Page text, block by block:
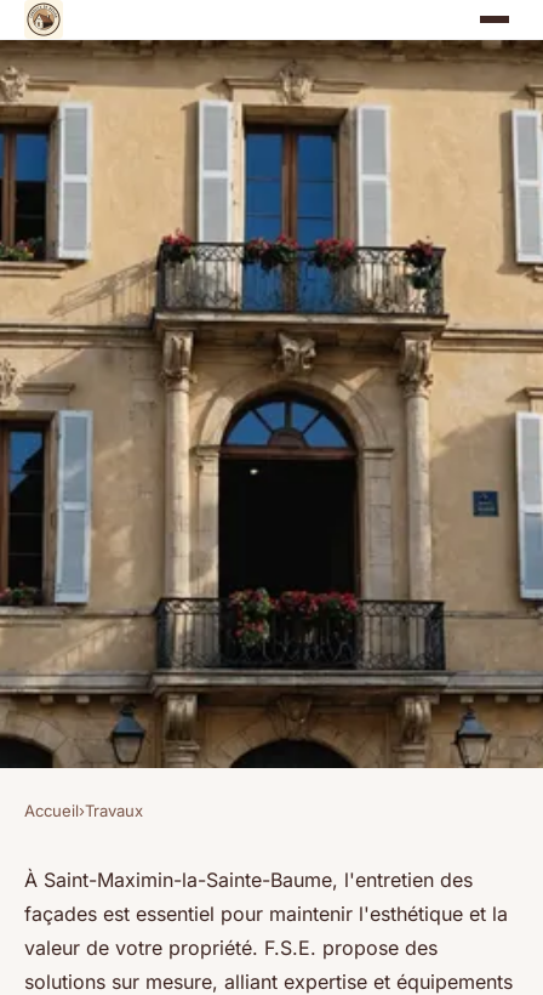
Nettoyage de façade à saint-
maximin-la-sainte-baume :
nos solutions
Accueil›Travaux
À Saint-Maximin-la-Sainte-Baume, l'entretien des
façades est essentiel pour maintenir l'esthétique et la
valeur de votre propriété. F.S.E. propose des
solutions sur mesure, alliant expertise et équipements